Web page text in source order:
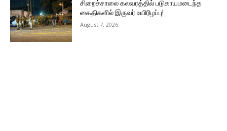
சிறைச்சாலை கலவரத்தில் படுகாயமடைந்த
கைதிகளில் இருவர் உயிரிழப்பு!
August 7, 2026